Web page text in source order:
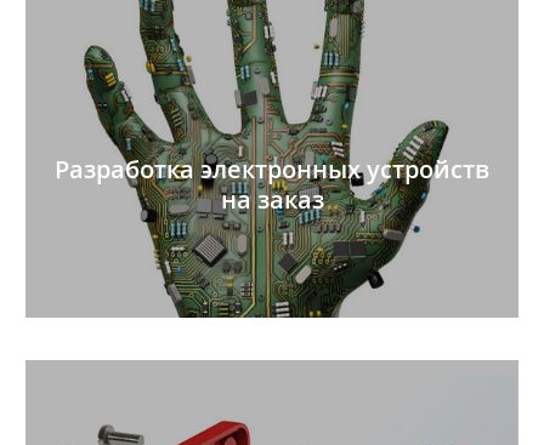
Разработка электронных устройств
на заказ